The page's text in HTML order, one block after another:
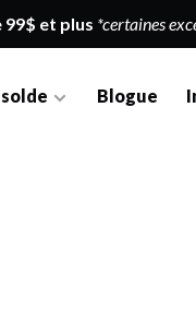
et plus *certaines
solde Blogue